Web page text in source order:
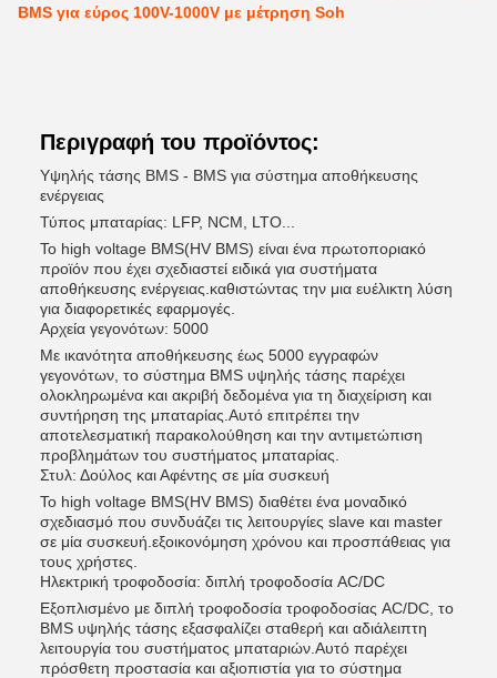
BMS για εύρος 100V-1000V με μέτρηση Soh
Περιγραφή του προϊόντος:
Υψηλής τάσης BMS - BMS για σύστημα αποθήκευσης
ενέργειας
Τύπος μπαταρίας: LFP, NCM, LTO...
Το high voltage BMS(HV BMS) είναι ένα πρωτοποριακό
προϊόν που έχει σχεδιαστεί ειδικά για συστήματα
αποθήκευσης ενέργειας.καθιστώντας την μια ευέλικτη λύση
για διαφορετικές εφαρμογές.
Αρχεία γεγονότων: 5000
Με ικανότητα αποθήκευσης έως 5000 εγγραφών
γεγονότων, το σύστημα BMS υψηλής τάσης παρέχει
ολοκληρωμένα και ακριβή δεδομένα για τη διαχείριση και
συντήρηση της μπαταρίας.Αυτό επιτρέπει την
αποτελεσματική παρακολούθηση και την αντιμετώπιση
προβλημάτων του συστήματος μπαταρίας.
Στυλ: Δούλος και Αφέντης σε μία συσκευή
Το high voltage BMS(HV BMS) διαθέτει ένα μοναδικό
σχεδιασμό που συνδυάζει τις λειτουργίες slave και master
σε μία συσκευή.εξοικονόμηση χρόνου και προσπάθειας για
τους χρήστες.
Ηλεκτρική τροφοδοσία: διπλή τροφοδοσία AC/DC
Εξοπλισμένο με διπλή τροφοδοσία τροφοδοσίας AC/DC, το
BMS υψηλής τάσης εξασφαλίζει σταθερή και αδιάλειπτη
λειτουργία του συστήματος μπαταριών.Αυτό παρέχει
πρόσθετη προστασία και αξιοπιστία για το σύστημα